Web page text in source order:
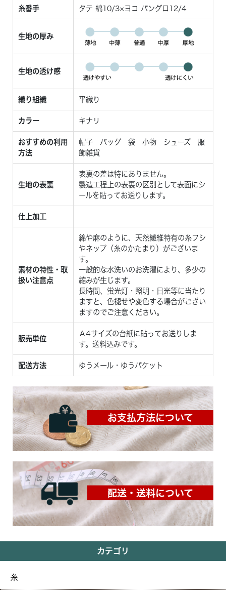
糸番手 タテ 綿10/3×ヨコ バングロ12/4
生地の厚み
生地の透け感
織り組織 平織り
カラー キナリ
おすすめの利用
方法
帽子 バッグ 袋 小物 シューズ 服
飾雑貨
生地の表裏
表裏の差は特にありません。
製造工程上の表裏の区別として表面にシ
ールを貼ってお送りします。
仕上加工
素材の特性・取
扱い注意点
綿や麻のように、天然繊維特有の糸フシ
やネップ（糸のかたまり）がございま
す。
一般的な水洗いのお洗濯により、多少の
縮みが生じます。
長時間、蛍光灯・照明・日光等に当たり
ますと、色褪せや変色する場合がござい
ますのでご注意ください。
販売単位
Ａ4サイズの台紙に貼ってお送りしま
す。送料込みです。
配送方法 ゆうメール・ゆうパケット
お支払方法について
配送・送料について
カテゴリ
糸